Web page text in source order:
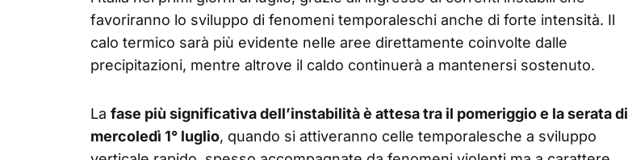
favoriranno lo sviluppo di fenomeni temporaleschi anche di forte intensità. Il
calo termico sarà più evidente nelle aree direttamente coinvolte dalle
precipitazioni, mentre altrove il caldo continuerà a mantenersi sostenuto.
La fase più significativa dell’instabilità è attesa tra il pomeriggio e la serata di
mercoledì 1° luglio, quando si attiveranno celle temporalesche a sviluppo